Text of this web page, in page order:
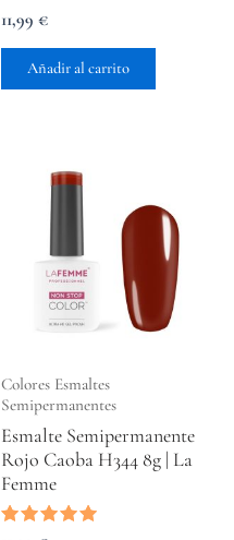
11,99 €
Añadir al carrito
Colores Esmaltes
Semipermanentes
Esmalte Semipermanente
Rojo Caoba H344 8g | La
Femme